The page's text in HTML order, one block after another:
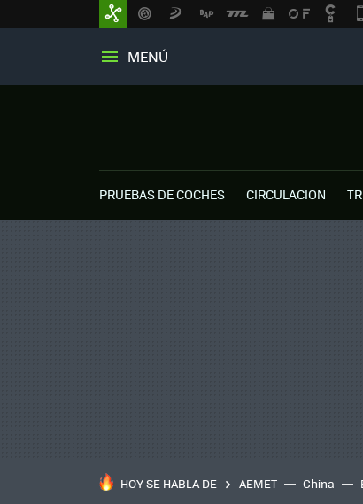
MENÚ
PRUEBAS DE COCHES CIRCULACION
HOY SE HABLA DE AEMET China